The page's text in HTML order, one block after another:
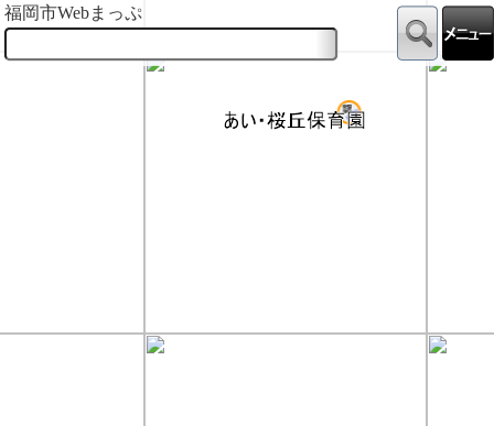
福岡市Webまっぷ